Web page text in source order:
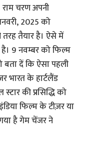
राम चरण अपनी
2025 को
तरह तैयार है। ऐसे में
9 नवम्बर को फिल्म
दें कि ऐसा पहली
भारत के हार्टलैंड
की प्रसिद्धि को
फिल्म के टीज़र या
है गेम चेंजर ने